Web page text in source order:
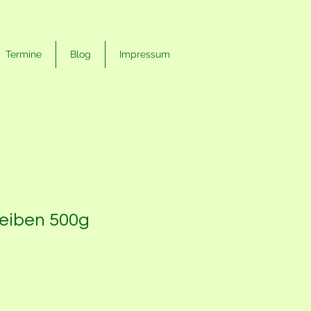
Termine Blog Impressum
500g